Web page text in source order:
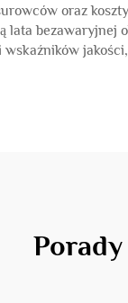
oraz